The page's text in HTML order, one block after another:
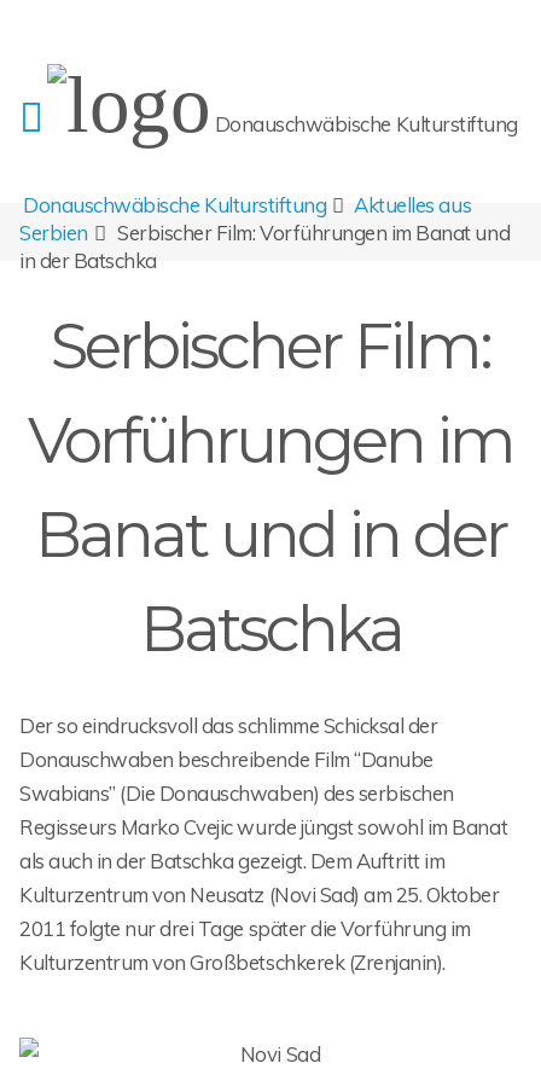
Donauschwäbische Kulturstiftung
Donauschwäbische Kulturstiftung
Aktuelles aus
Serbien
Serbischer Film: Vorführungen im Banat und
in der Batschka
Serbischer Film:
Vorführungen im
Banat und in der
Batschka
Der so eindrucksvoll das schlimme Schicksal der
Donauschwaben beschreibende Film “Danube
Swabians” (Die Donauschwaben) des serbischen
Regisseurs Marko Cvejic wurde jüngst sowohl im Banat
als auch in der Batschka gezeigt. Dem Auftritt im
Kulturzentrum von Neusatz (Novi Sad) am 25. Oktober
2011 folgte nur drei Tage später die Vorführung im
Kulturzentrum von Großbetschkerek (Zrenjanin).